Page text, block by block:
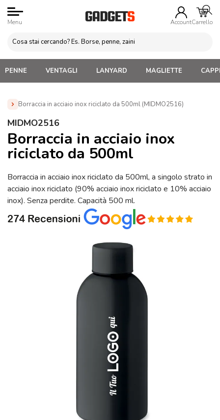
Menu AccountCarrello
PENNE VENTAGLI LANYARD MAGLIETTE
Borraccia in acciaio inox riciclato da 500ml (MIDMO2516)
Home » Borracce personalizzate con logo. Economiche,
metallo » Borraccia in acciaio inox riciclato da 500ml
(MIDMO2516)
MIDMO2516
Borraccia in acciaio inox
riciclato da 500ml
Borraccia in acciaio inox riciclato da 500ml, a singolo strato in
acciaio inox riciclato (90% acciaio inox riciclato e 10% acciaio
inox). Senza perdite. Capacità 500 ml.